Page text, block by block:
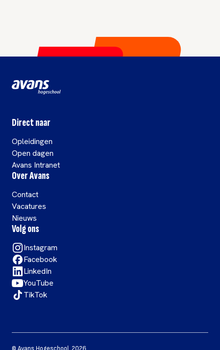
Direct naar
Opleidingen
Open dagen
Avans Intranet
Over Avans
Contact
Vacatures
Nieuws
Volg ons
Instagram
Facebook
LinkedIn
YouTube
TikTok